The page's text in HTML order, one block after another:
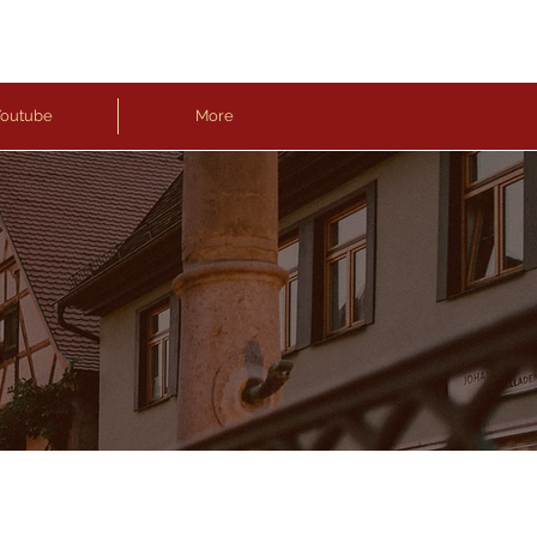
More